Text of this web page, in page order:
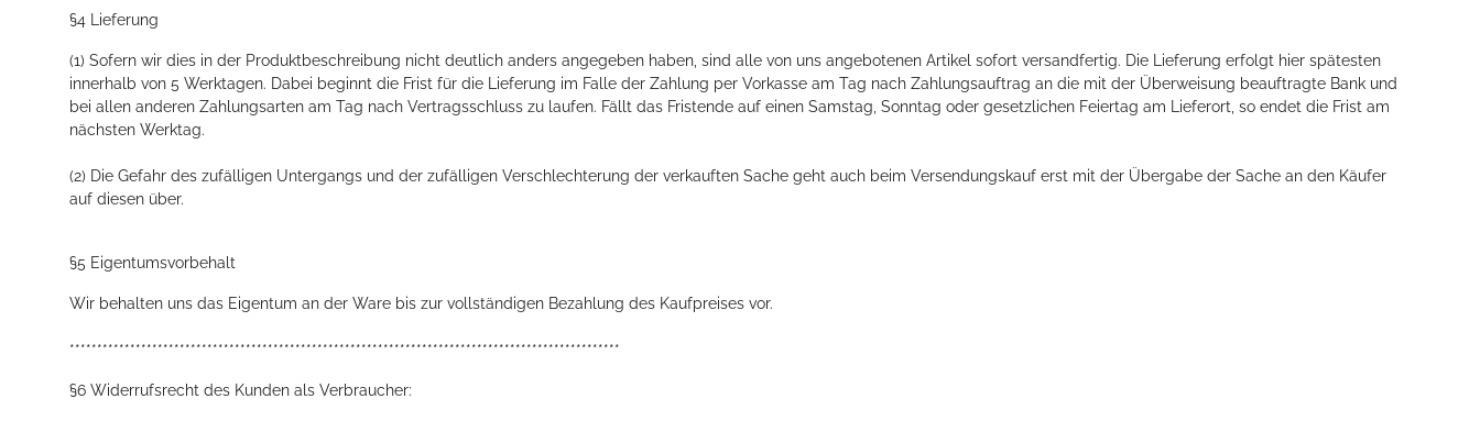
§4 Lieferung
(1) Sofern wir dies in der Produktbeschreibung nicht deutlich anders angegeben haben, sind alle von uns angebotenen Artikel sofort versandfertig. Die Lieferung erfolgt hier spätesten
innerhalb von 5 Werktagen. Dabei beginnt die Frist für die Lieferung im Falle der Zahlung per Vorkasse am Tag nach Zahlungsauftrag an die mit der Überweisung beauftragte Bank und
bei allen anderen Zahlungsarten am Tag nach Vertragsschluss zu laufen. Fällt das Fristende auf einen Samstag, Sonntag oder gesetzlichen Feiertag am Lieferort, so endet die Frist am
nächsten Werktag.
(2) Die Gefahr des zufälligen Untergangs und der zufälligen Verschlechterung der verkauften Sache geht auch beim Versendungskauf erst mit der Übergabe der Sache an den Käufer
auf diesen über.
§5 Eigentumsvorbehalt
Wir behalten uns das Eigentum an der Ware bis zur vollständigen Bezahlung des Kaufpreises vor.
****************************************************************************************************
§6 Widerrufsrecht des Kunden als Verbraucher: